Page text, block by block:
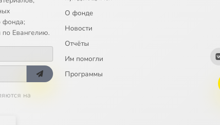
анархизм
толстовцы. Мирный религиозный анархизм
Л.Н. Толстого
Ильича
фонда;
Евангелию.
на
О фонде
Новости
Отчёты
Им помогли
Программы